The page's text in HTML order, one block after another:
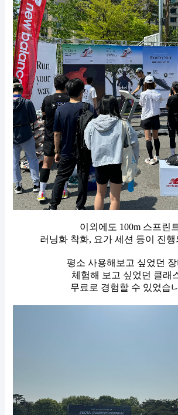
이외에도 100m 스프린
러닝화 착화, 요가 세션 등이 진행
평소 사용해보고 싶었던
체험해 보고 싶었던 클래
무료로 경험할 수 있었습